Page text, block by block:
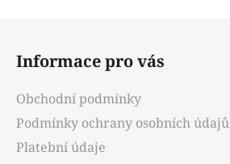
Informace pro vás
Obchodní podmínky
Podmínky ochrany osobních údajů
Platební údaje